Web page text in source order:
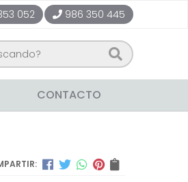
052 986 350 445
CONTACTO